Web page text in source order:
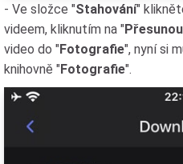
- Ve složce "Stahování"
videem, kliknutím na "
video do "Fotografie", nyní si
knihovně "Fotografie".